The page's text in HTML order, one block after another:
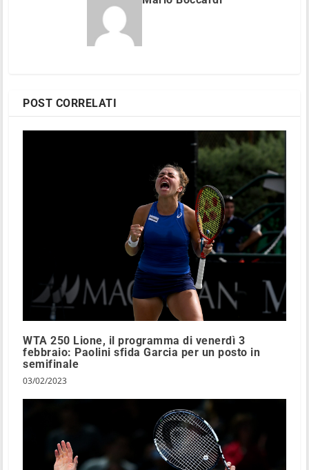
POST CORRELATI
WTA 250 Lione, il programma di venerdì 3
febbraio: Paolini sfida Garcia per un posto in
semifinale
03/02/2023